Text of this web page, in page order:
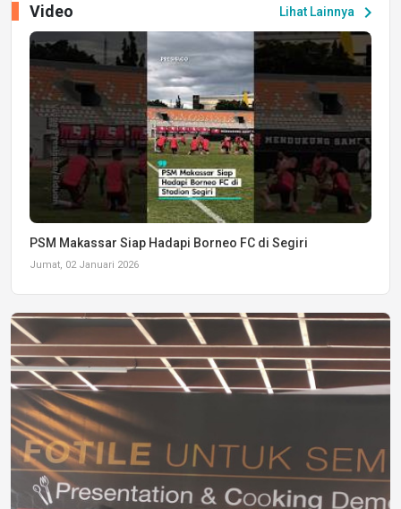
Lihat Lainnya chevron_right
Video
PSM Makassar Siap Hadapi Borneo FC di Segiri
Jumat, 02 Januari 2026